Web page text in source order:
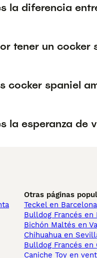
la diferencia
tener un cocker
cocker spaniel
la esperanza de
Otras páginas
Teckel en Barcelona
Bulldog Francés en
Bichón Maltés en
Chihuahua en
Bulldog Francés en
Caniche Toy en